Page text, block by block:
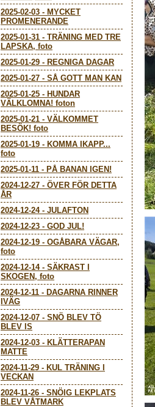
2025-02-03 - MYCKET
PROMENERANDE
2025-01-31 - TRÄNING MED TRE
LAPSKA, foto
2025-01-29 - REGNIGA DAGAR
2025-01-27 - SÅ GOTT MAN KAN
2025-01-25 - HUNDAR
VÄLKLOMNA! foton
2025-01-21 - VÄLKOMMET
BESÖK! foto
2025-01-19 - KOMMA IKAPP...
foto
2025-01-11 - PÅ BANAN IGEN!
2024-12-27 - ÖVER FÖR DETTA
ÅR
2024-12-24- JULAFTON
2024-12-23 - GOD JUL!
2024-12-19 - OGÅBARA VÄGAR,
foto
2024-12-14- SÄKRAST I
SKOGEN, foto
2024-12-11 - DAGARNA RINNER
IVÄG
2024-12-07 - SNÖ BLEV TÖ
BLEV IS
2024-12-03 - KLÄTTERAPAN
MATTE
2024-11-29 - KUL TRÄNING I
VECKAN
2024-11-26 - SNÖIG LEKPLATS
BLEV VÅTMARK